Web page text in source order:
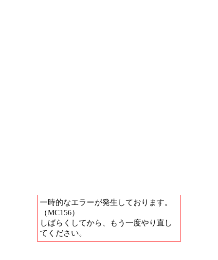
一時的なエラーが発生しております。
（MC156）
しばらくしてから、もう一度やり直し
てください。